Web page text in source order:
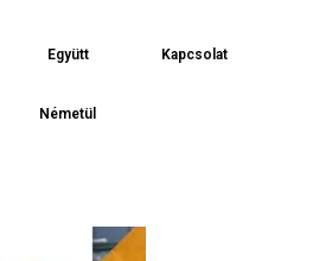
Együtt
Németül
Kapcsolat